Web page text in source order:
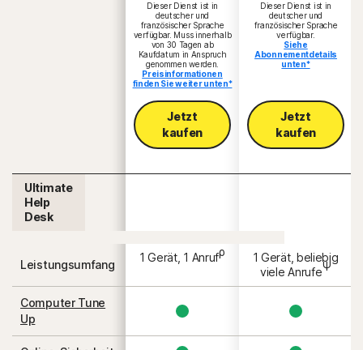
Dieser Dienst ist in
deutscher und
französischer Sprache
verfügbar. Muss innerhalb
von 30 Tagen ab
Kaufdatum in Anspruch
genommen werden.
Preisinformationen
finden Sie weiter unten*
Jetzt
kaufen
Dieser Dienst ist in
deutscher und
französischer Sprache
verfügbar.
Siehe
Abonnementdetails
unten*
Jetzt
kaufen
Ultimate
Help
Desk
Leistungsumfang
1 Gerät, 1 Anrufρ
1 Gerät, beliebig
viele AnrufeΨ
Computer Tune
Up